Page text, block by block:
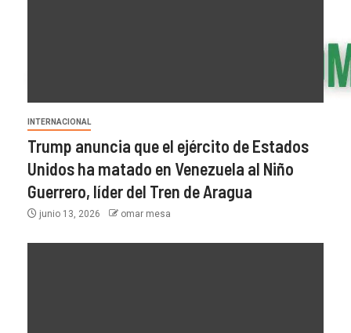
INTERNACIONAL
Trump anuncia que el ejército de Estados
Unidos ha matado en Venezuela al Niño
Guerrero, líder del Tren de Aragua
junio 13, 2026 omar mesa